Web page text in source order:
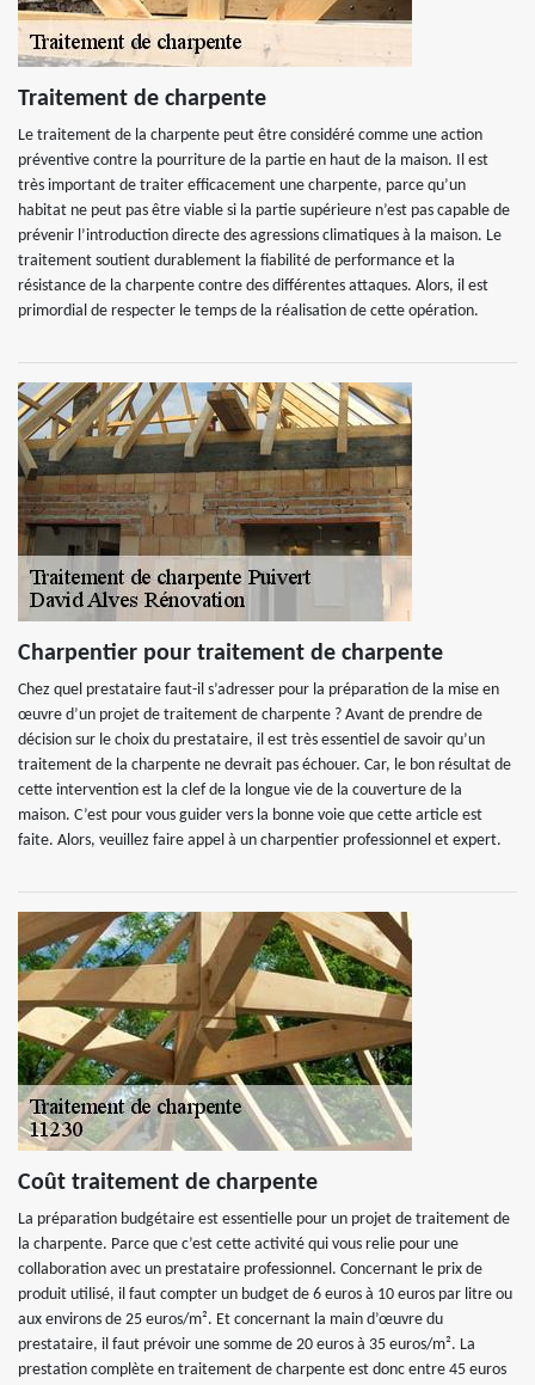
Traitement de charpente
Le traitement de la charpente peut être considéré comme une action
préventive contre la pourriture de la partie en haut de la maison. Il est
très important de traiter efficacement une charpente, parce qu’un
habitat ne peut pas être viable si la partie supérieure n’est pas capable de
prévenir l’introduction directe des agressions climatiques à la maison. Le
traitement soutient durablement la fiabilité de performance et la
résistance de la charpente contre des différentes attaques. Alors, il est
primordial de respecter le temps de la réalisation de cette opération.
Charpentier pour traitement de charpente
Chez quel prestataire faut-il s’adresser pour la préparation de la mise en
œuvre d’un projet de traitement de charpente ? Avant de prendre de
décision sur le choix du prestataire, il est très essentiel de savoir qu’un
traitement de la charpente ne devrait pas échouer. Car, le bon résultat de
cette intervention est la clef de la longue vie de la couverture de la
maison. C’est pour vous guider vers la bonne voie que cette article est
faite. Alors, veuillez faire appel à un charpentier professionnel et expert.
Coût traitement de charpente
La préparation budgétaire est essentielle pour un projet de traitement de
la charpente. Parce que c’est cette activité qui vous relie pour une
collaboration avec un prestataire professionnel. Concernant le prix de
produit utilisé, il faut compter un budget de 6 euros à 10 euros par litre ou
aux environs de 25 euros/m². Et concernant la main d’œuvre du
prestataire, il faut prévoir une somme de 20 euros à 35 euros/m². La
prestation complète en traitement de charpente est donc entre 45 euros